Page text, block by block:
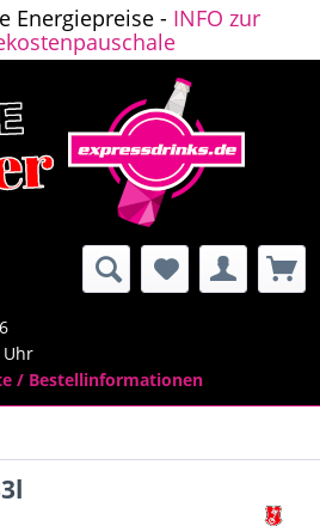
Energiepreise - INFO zur
Uhr
/ Bestellinformationen